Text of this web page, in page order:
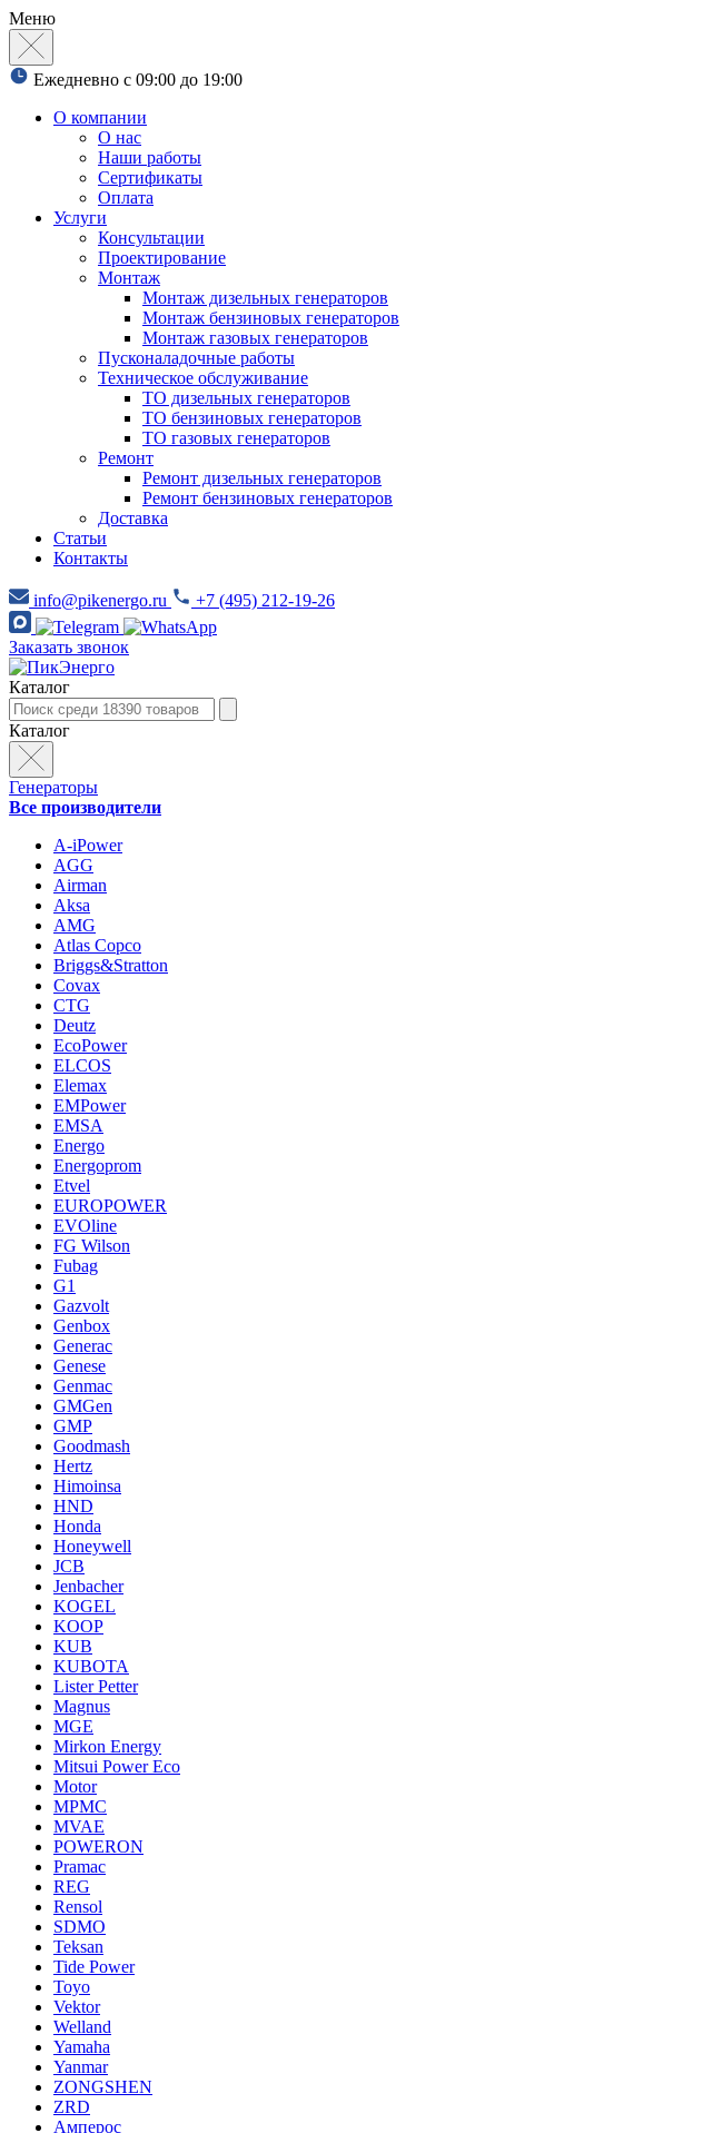
Меню
Ежедневно с 09:00 до 19:00
О компании
О нас
Наши работы
Сертификаты
Оплата
Услуги
Консультации
Проектирование
Монтаж
Монтаж дизельных генераторов
Монтаж бензиновых генераторов
Монтаж газовых генераторов
Пусконаладочные работы
Техническое обслуживание
ТО дизельных генераторов
ТО бензиновых генераторов
ТО газовых генераторов
Ремонт
Ремонт дизельных генераторов
Ремонт бензиновых генераторов
Доставка
Статьи
Контакты
info@pikenergo.ru +7 (495) 212-19-26
Заказать звонок
Каталог
Каталог
Генераторы
Все производители
A-iPower
AGG
Airman
Aksa
AMG
Atlas Copco
Briggs&Stratton
Covax
CTG
Deutz
EcoPower
ELCOS
Elemax
EMPower
EMSA
Energo
Energoprom
Etvel
EUROPOWER
EVOline
FG Wilson
Fubag
G1
Gazvolt
Genbox
Generac
Genese
Genmac
GMGen
GMP
Goodmash
Hertz
Himoinsa
HND
Honda
Honeywell
JCB
Jenbacher
KOGEL
KOOP
KUB
KUBOTA
Lister Petter
Magnus
MGE
Mirkon Energy
Mitsui Power Eco
Motor
MPMC
MVAE
POWERON
Pramac
REG
Rensol
SDMO
Teksan
Tide Power
Toyo
Vektor
Welland
Yamaha
Yanmar
ZONGSHEN
ZRD
Амперос